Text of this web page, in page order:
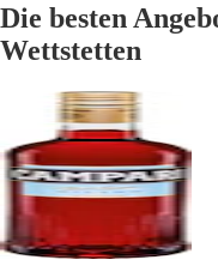
Die besten
Wettstetten